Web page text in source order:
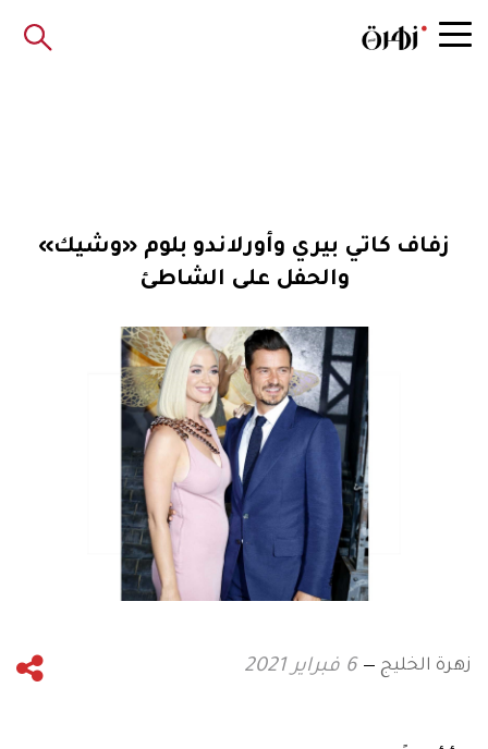
زفاف كاتي بيري وأورلاندو بلوم «وشيك»
والحفل على الشاطئ
زهرة الخليج 6 فبراير 2021